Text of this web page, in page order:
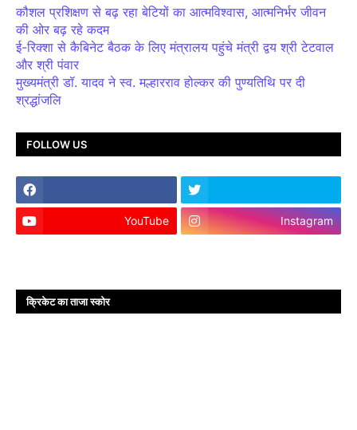
कौशल प्रशिक्षण से बढ़ रहा बेटियों का आत्मविश्वास, आत्मनिर्भर जीवन
की ओर बढ़ रहे कदम
ई-रिक्शा से कैबिनेट बैठक के लिए मंत्रालय पहुंचे मंत्री द्वय श्री टेटवाल
और श्री पंवार
मुख्यमंत्री डॉ. यादव ने स्व. मल्हारराव होल्कर की पुण्यतिथि पर दी
श्रद्धांजलि
FOLLOW US
YouTube Instagram
क्रिकेट का ताजा स्कोर